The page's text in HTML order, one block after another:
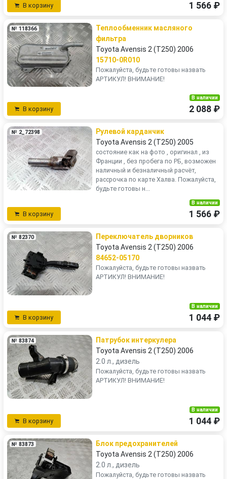
В корзину 1 566 ₽
№ 118366
Теплообменник масляного
фильтра
Toyota Avensis 2 (T250) 2006
15710-0R010
Пожалуйста, будьте готовы назвать
АРТИКУЛ! ВНИМАНИЕ!
В корзину
В наличии
2 088 ₽
№ 2_72398
Рулевой карданчик
Toyota Avensis 2 (T250) 2005
состояние как на фото , оригинал , из
Франции , без пробега по РБ, возможен
наличный и безналичный расчёт,
рассрочка по карте Халва. Пожалуйста,
будьте готовы н...
В корзину
В наличии
1 566 ₽
№ 82370
Переключатель дворников
Toyota Avensis 2 (T250) 2006
84652-05170
Пожалуйста, будьте готовы назвать
АРТИКУЛ! ВНИМАНИЕ!
В корзину
В наличии
1 044 ₽
№ 83874
Патрубок интеркулера
Toyota Avensis 2 (T250) 2006
2.0 л., дизель
Пожалуйста, будьте готовы назвать
АРТИКУЛ! ВНИМАНИЕ!
В корзину
В наличии
1 044 ₽
№ 83873
Блок предохранителей
Toyota Avensis 2 (T250) 2006
2.0 л., дизель
Пожалуйста, будьте готовы назвать